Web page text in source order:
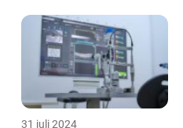
31 juli 2024